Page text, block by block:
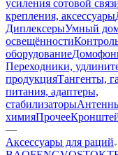
усиления сотовой
крепления, аксессуары
ДиплексерыУмный
освещённости
оборудование
Переходники,
продукцияТангенты,
питания, адаптеры,
стабилизаторы
химияПрочее
—
Аксессуары для раций